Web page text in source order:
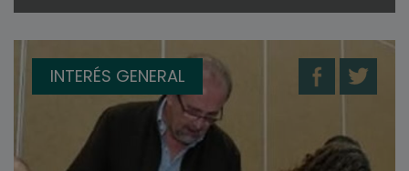
INTERÉS GENERAL